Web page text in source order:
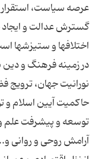
عرصه سياست،
گسترش عدالت و
اختلاف‏ها و ستيزش‏ها
در زمينه فرهنگ و دين
نورانيت جهان، ترويج
حاكميت آيين اسلام و
توسعه و پيشرفت علم
آرامش روحى و روانى